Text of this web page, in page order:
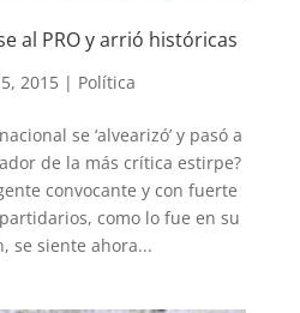
al PRO y arrió históricas
2015| Política
se ‘alvearizó’ y pasó a
de la más crítica estirpe?
convocante y con fuerte
como lo fue en su
se siente ahora...